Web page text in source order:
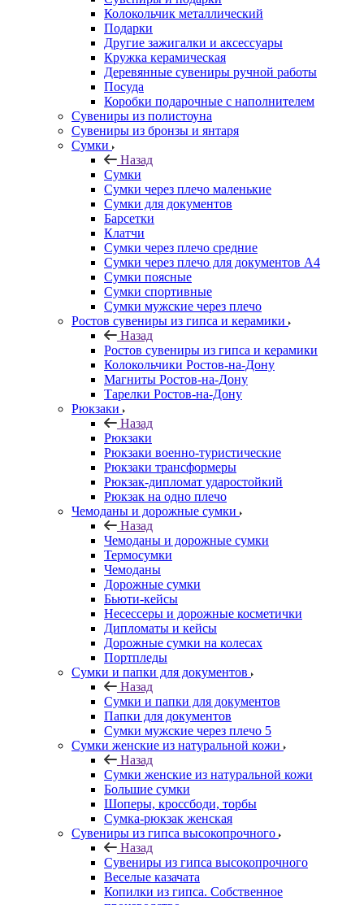
Колокольчик металлический
Подарки
Другие зажигалки и аксессуары
Кружка керамическая
Деревянные сувениры ручной работы
Посуда
Коробки подарочные с наполнителем
Сувениры из полистоуна
Сувениры из бронзы и янтаря
Сумки
Назад
Сумки
Сумки через плечо маленькие
Сумки для документов
Барсетки
Клатчи
Сумки через плечо средние
Сумки через плечо для документов А4
Сумки поясные
Сумки спортивные
Сумки мужские через плечо
Ростов сувениры из гипса и керамики
Назад
Ростов сувениры из гипса и керамики
Колокольчики Ростов-на-Дону
Магниты Ростов-на-Дону
Тарелки Ростов-на-Дону
Рюкзаки
Назад
Рюкзаки
Рюкзаки военно-туристические
Рюкзаки трансформеры
Рюкзак-дипломат ударостойкий
Рюкзак на одно плечо
Чемоданы и дорожные сумки
Назад
Чемоданы и дорожные сумки
Термосумки
Чемоданы
Дорожные сумки
Бьюти-кейсы
Несессеры и дорожные косметички
Дипломаты и кейсы
Дорожные сумки на колесах
Портпледы
Сумки и папки для документов
Назад
Сумки и папки для документов
Папки для документов
Сумки мужские через плечо 5
Сумки женские из натуральной кожи
Назад
Сумки женские из натуральной кожи
Большие сумки
Шоперы, кроссбоди, торбы
Сумка-рюкзак женская
Сувениры из гипса высокопрочного
Назад
Сувениры из гипса высокопрочного
Веселые казачата
Копилки из гипса. Собственное